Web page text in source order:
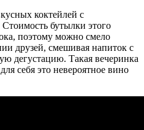
коктейлей с
бутылки этого
поэтому можно смело
друзей, смешивая напиток с
дегустацию. Такая вечеринка
себя это невероятное вино